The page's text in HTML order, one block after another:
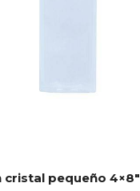
cristal pequeño 4×8″